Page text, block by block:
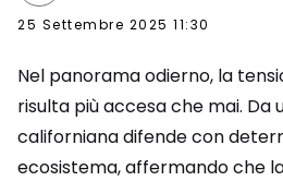
25 Settembre 2025 11:30
Nel panorama odierno, la
risulta più accesa che mai. Da
californiana difende con
ecosistema, affermando che